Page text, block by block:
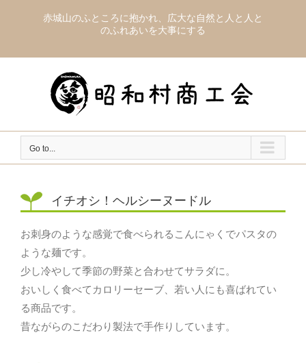
赤城山のふところに抱かれ、広大な自然と人と人と
のふれあいを大事にする
Go to...
イチオシ！ヘルシーヌードル
お刺身のような感覚で食べられるこんにゃくでパスタの
ような麺です。
少し冷やして季節の野菜と合わせてサラダに。
おいしく食べてカロリーセーブ、若い人にも喜ばれてい
る商品です。
昔ながらのこだわり製法で手作りしています。